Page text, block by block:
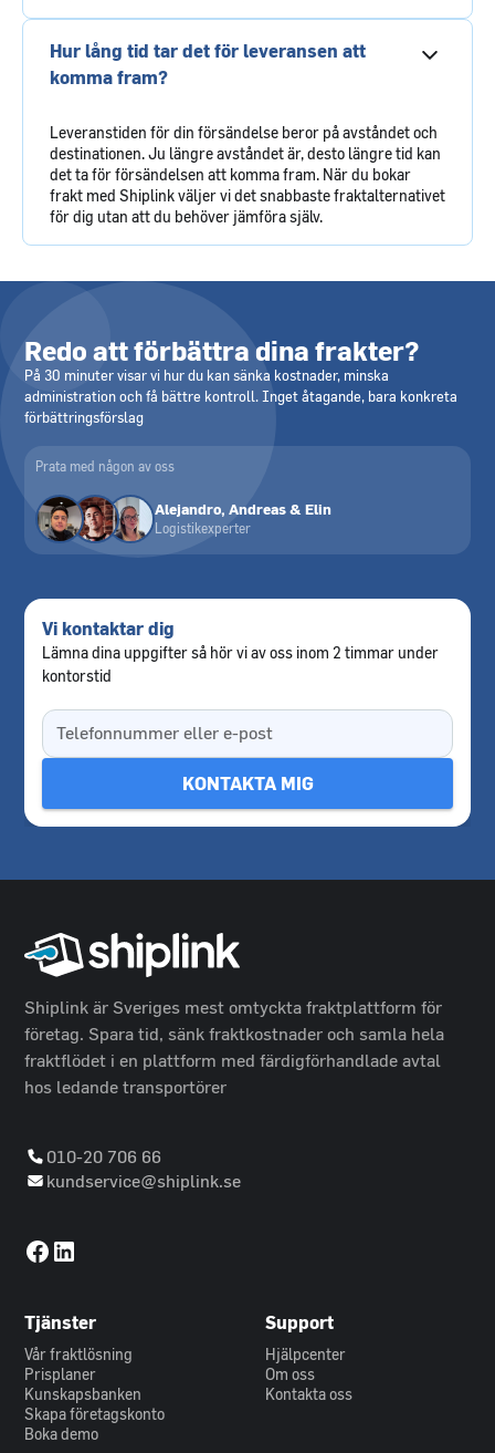
Hur lång tid tar det för leveransen att
komma fram?
Leveranstiden för din försändelse beror på avståndet och
destinationen. Ju längre avståndet är, desto längre tid kan
det ta för försändelsen att komma fram. När du bokar
frakt med Shiplink väljer vi det snabbaste fraktalternativet
för dig utan att du behöver jämföra själv.
Redo att förbättra dina frakter?
På 30 minuter visar vi hur du kan sänka kostnader, minska
administration och få bättre kontroll. Inget åtagande, bara konkreta
förbättringsförslag
Prata med någon av oss
Alejandro, Andreas & Elin
Logistikexperter
Vi kontaktar dig
Lämna dina uppgifter så hör vi av oss inom 2 timmar under
kontorstid
Shiplink är Sveriges mest omtyckta fraktplattform för
företag. Spara tid, sänk fraktkostnader och samla hela
fraktflödet i en plattform med färdigförhandlade avtal
hos ledande transportörer
010-20 706 66
kundservice@shiplink.se
Tjänster
Vår fraktlösning
Prisplaner
Kunskapsbanken
Skapa företagskonto
Boka demo
Support
Hjälpcenter
Om oss
Kontakta oss